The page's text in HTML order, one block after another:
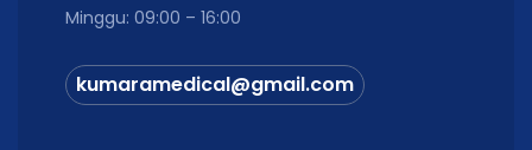
Minggu: 09:00 – 16:00
kumaramedical@gmail.com